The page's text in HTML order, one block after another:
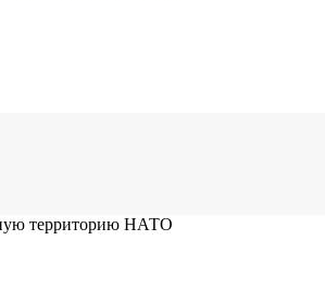
территорию НАТО